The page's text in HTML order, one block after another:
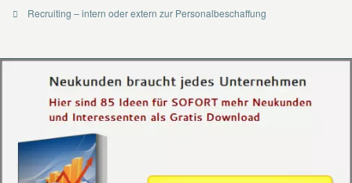
Recruiting – intern oder extern zur Personalbeschaffung